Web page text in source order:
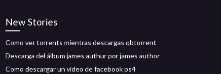
New Stories
Como ver torrents mientras descargas qbtorrent
Descarga del álbum james authur por james author
Como descargar un video de facebook ps4